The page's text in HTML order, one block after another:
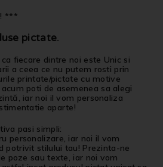
***
pictate.
fiecare dintre noi este Unic si
a ceea ce nu putem rosti prin
printate/pictate cu motive
poti de asemenea sa alegi
iar noi il vom personaliza
aparte!
pasi simpli:
personalizare, iar noi il vom
potrivit stilului tau! Prezinta-ne
poze sau texte, iar noi vom